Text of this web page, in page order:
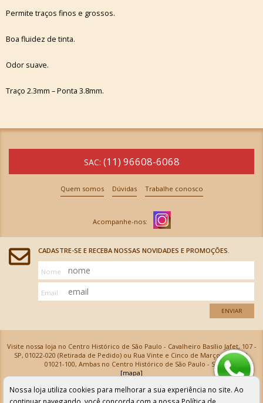
Permite traços finos e grossos.
Boa fluidez de tinta.
Odor suave.
Traço 2.3mm – Ponta 3.8mm.
SAC: (11) 96608-6068
Quem somos Dúvidas Trabalhe conosco
CADASTRE-SE E RECEBA NOSSAS NOVIDADES E PROMOÇÕES.
Nome
Email
ENVIAR
Visite nossa loja no Centro Histórico de São Paulo - Cavalheiro Basílio Jafet, 107 -
SP, 01022-020 (Retirada de Pedido) ou Rua Vinte e Cinco de Março, 576 - SP,
01021-100, Ambas no Centro Histórico de São Paulo - SP
[mapa]
Armarinhos Santa Cecília Ltda | CNPJ: 61.069.639/0001-18
Os preços e as condições de pagamento apresentadas na loja virtual não valem para nossa loja física e
podem sofrer alterações sem aviso prévio. Vendas com cartão de crédito sujeitas a análise e
Nossa loja utiliza cookies para melhorar a sua experiência no site. Ao